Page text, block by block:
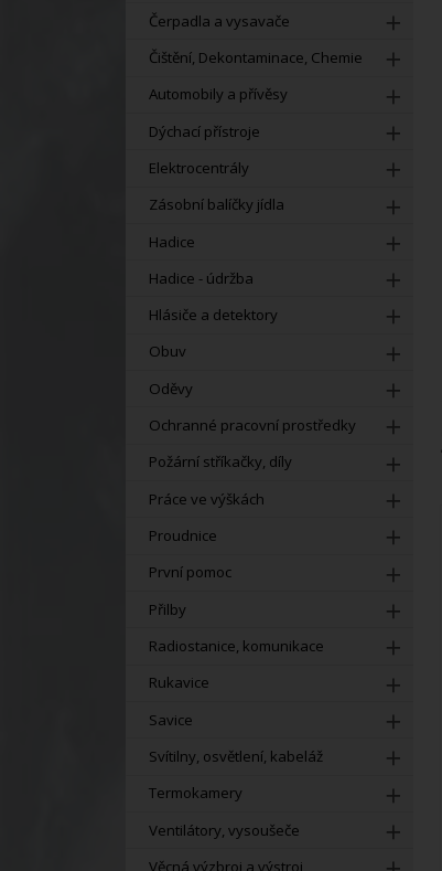
Čerpadla a vysavače
Čištění, Dekontaminace, Chemie
Automobily a přívěsy
Dýchací přístroje
Elektrocentrály
Zásobní balíčky jídla
Hadice
Hadice - údržba
Hlásiče a detektory
Obuv
Oděvy
Ochranné pracovní prostředky
Požární stříkačky, díly
Práce ve výškách
Proudnice
První pomoc
Přilby
Radiostanice, komunikace
Rukavice
Savice
Svítilny, osvětlení, kabeláž
Termokamery
Ventilátory, vysoušeče
Věcná výzbroj a výstroj